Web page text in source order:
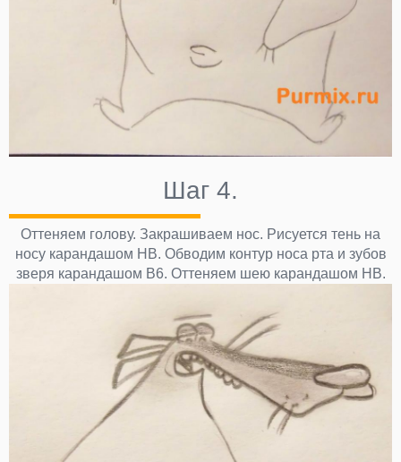
Шаг 4.
Оттеняем голову. Закрашиваем нос. Рисуется тень на
носу карандашом НВ. Обводим контур носа рта и зубов
зверя карандашом В6. Оттеняем шею карандашом НВ.